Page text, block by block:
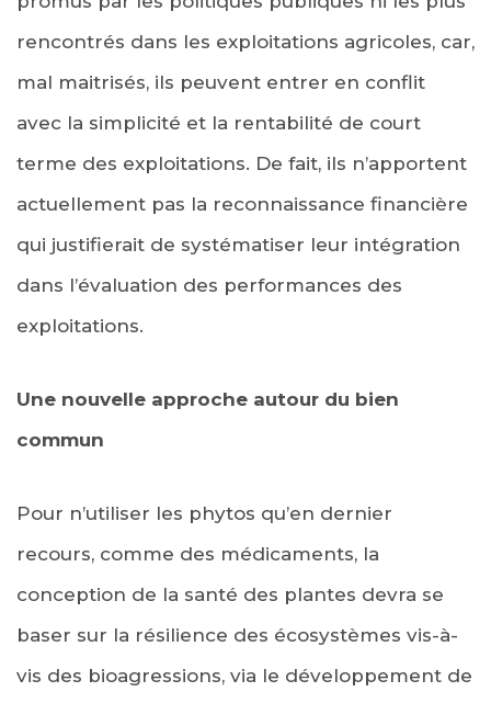
rencontrés dans les exploitations agricoles, car,
mal maitrisés, ils peuvent entrer en conflit
avec la simplicité et la rentabilité de court
terme des exploitations. De fait, ils n’apportent
actuellement pas la reconnaissance financière
qui justifierait de systématiser leur intégration
dans l’évaluation des performances des
exploitations.
Une nouvelle approche autour du bien
commun
Pour n’utiliser les phytos qu’en dernier
recours, comme des médicaments, la
conception de la santé des plantes devra se
baser sur la résilience des écosystèmes vis-à-
vis des bioagressions, via le développement de